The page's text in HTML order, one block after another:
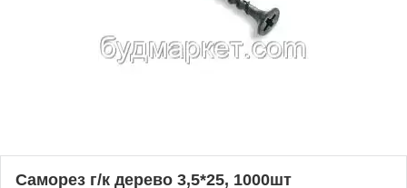
Саморез г/к дерево 3,5*25, 1000шт